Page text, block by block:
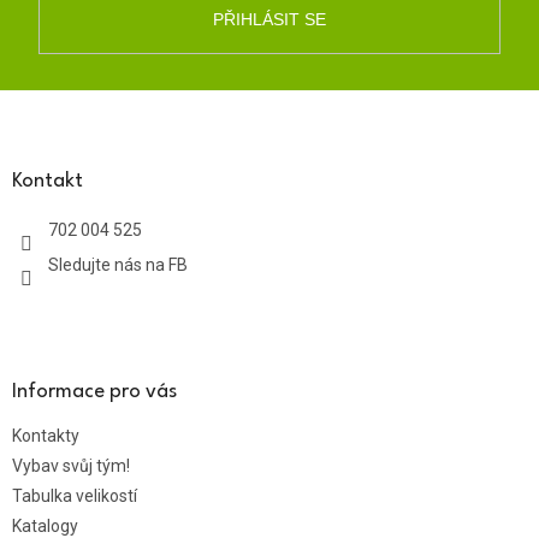
PŘIHLÁSIT SE
Kontakt
702 004 525
Sledujte nás na FB
Informace pro vás
Kontakty
Vybav svůj tým!
Tabulka velikostí
Katalogy